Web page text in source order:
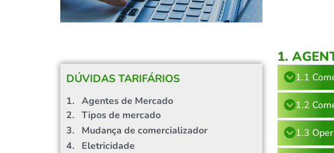
DÚVIDAS TARIFÁRIOS​
1. Agentes de Mercado
2. Tipos de mercado
3. Mudança de comercializador
4. Eletricidade
1.
1.1
1.2
1.3